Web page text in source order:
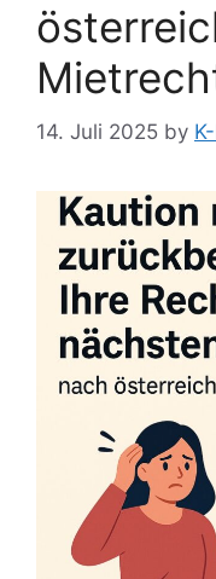
14. Juli 2025 by